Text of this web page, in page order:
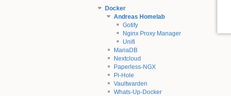
Docker
Andreas Homelab
Gotify
Nginx Proxy Manager
Unifi
MariaDB
Nextcloud
Paperless-NGX
Pi-Hole
Vaultwarden
Whats-Up-Docker